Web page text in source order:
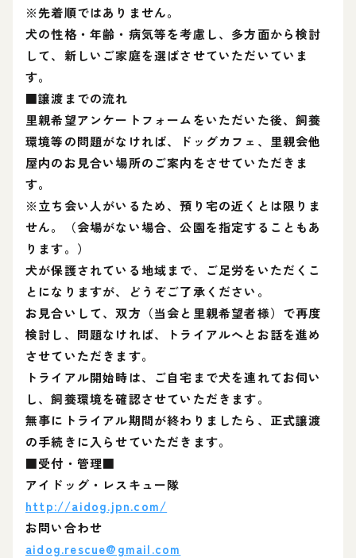
※先着順ではありません。
犬の性格・年齢・病気等を考慮し、多方面から検討
して、新しいご家庭を選ばさせていただいていま
す。
■譲渡までの流れ
里親希望アンケートフォームをいただいた後、飼養
環境等の問題がなければ、ドッグカフェ、里親会他
屋内のお見合い場所のご案内をさせていただきま
す。
※立ち会い人がいるため、預り宅の近くとは限りま
せん。（会場がない場合、公園を指定することもあ
ります。）
犬が保護されている地域まで、ご足労をいただくこ
とになりますが、どうぞご了承ください。
お見合いして、双方（当会と里親希望者様）で再度
検討し、問題なければ、トライアルへとお話を進め
させていただきます。
トライアル開始時は、ご自宅まで犬を連れてお伺い
し、飼養環境を確認させていただきます。
無事にトライアル期間が終わりましたら、正式譲渡
の手続きに入らせていただきます。
■受付・管理■
アイドッグ・レスキュー隊
http://aidog.jpn.com/
お問い合わせ
aidog.rescue@gmail.com